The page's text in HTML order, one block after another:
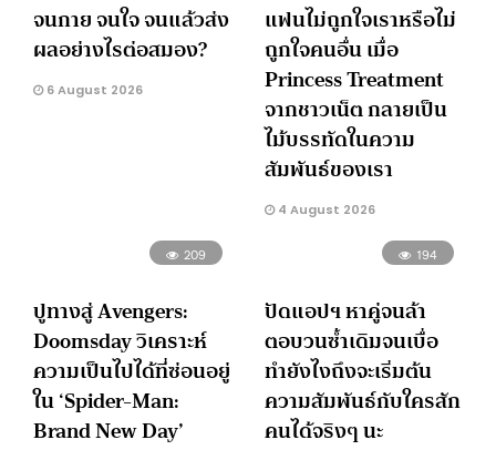
จนกาย จนใจ จนแล้วส่ง
ผลอย่างไรต่อสมอง?
6 August 2026
แฟนไม่ถูกใจเราหรือไม่
ถูกใจคนอื่น เมื่อ
Princess Treatment
จากชาวเน็ต กลายเป็น
ไม้บรรทัดในความ
สัมพันธ์ของเรา
4 August 2026
209
ปูทางสู่ Avengers:
Doomsday วิเคราะห์
ความเป็นไปได้ที่ซ่อนอยู่
ใน ‘Spider-Man:
Brand New Day’
194
ปัดแอปฯ หาคู่จนล้า
ตอบวนซ้ำเดิมจนเบื่อ
ทำยังไงถึงจะเริ่มต้น
ความสัมพันธ์กับใครสัก
คนได้จริงๆ นะ